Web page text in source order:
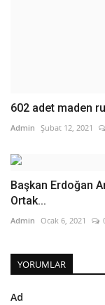
602 adet maden
Admin Şubat 12, 2021
Başkan Erdoğan
Ortak...
Admin Ocak 6, 2021
YORUMLAR
Ad